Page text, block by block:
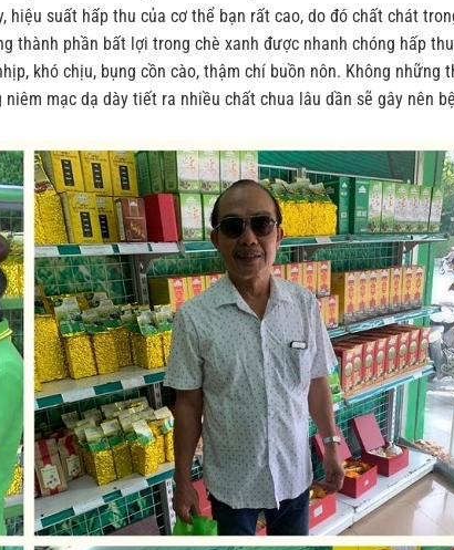
hiệu suất hấp thu của cơ thể bạn rất cao, do đó chất chát
thành phần bất lợi trong chè xanh được nhanh chóng hấp
khó chịu, bụng cồn cào, thậm chí buồn nôn. Không những
mạc dạ dày tiết ra nhiều chất chua lâu dần sẽ gây nên